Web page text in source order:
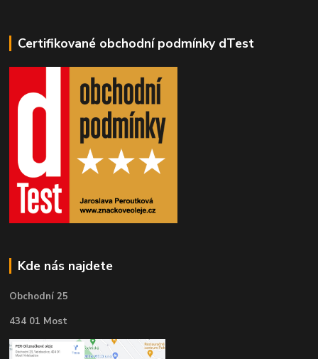
Certifikované obchodní podmínky dTest
Kde nás najdete
Obchodní 25
434 01 Most